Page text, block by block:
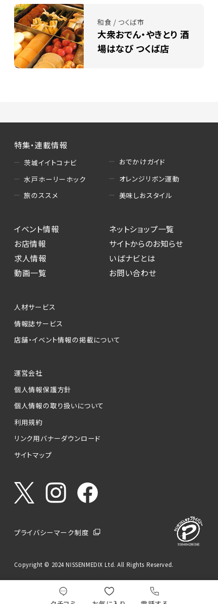
和食 / つくば市
大衆おでん・やきとり 酒
場はなび つくば店
特集・連載情報
茨城イイトコナビ
水戸ホーリーホック
旅のススメ
おでかけガイド
オレンジリボン運動
美味しおスタイル
イベント情報
お店情報
求人情報
動画一覧
ネットショップ一覧
サイトからのお知らせ
いばナビとは
お問い合わせ
人材サービス
情報誌サービス
店舗・イベント情報の掲載について
運営会社
個人情報保護方針
個人情報の取り扱いについて
利用規約
リンク用バナーダウンロード
サイトマップ
プライバシーマーク制度
Copyright © 2024 NISSENMEDIX Ltd. All Rights Reserved.